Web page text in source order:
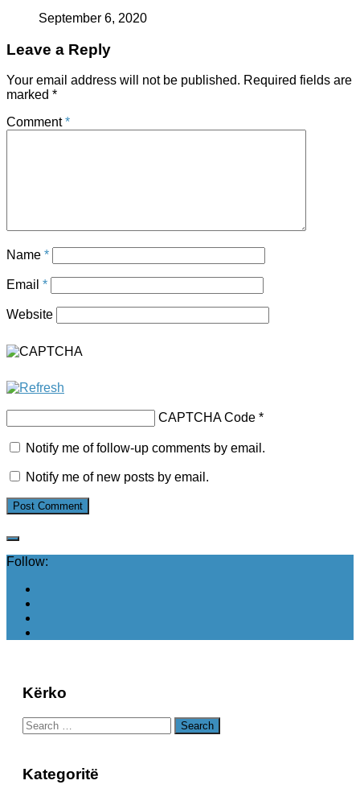
September 6, 2020
Leave a Reply
Your email address will not be published. Required fields are
marked *
Comment*
Name *
Email *
Website
CAPTCHA Code *
Notify me of follow-up comments by email.
Notify me of new posts by email.
Follow:
Kërko
Search
for:
Kategoritë